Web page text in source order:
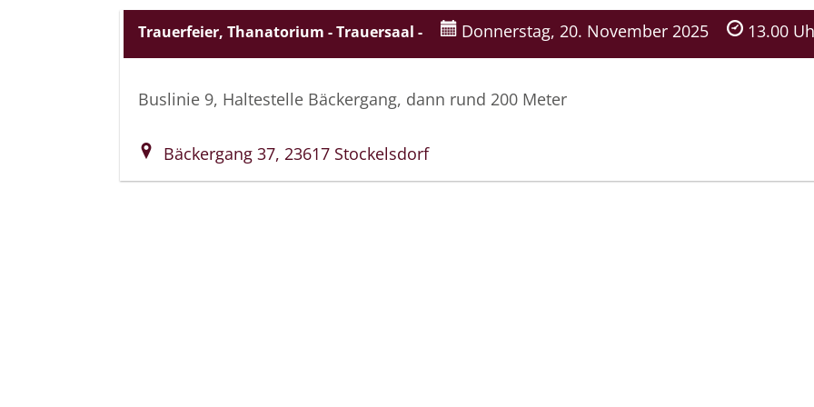
Trauerfeier, Thanatorium - Trauersaal - Donnerstag, 20. November 2025 13.00
Buslinie 9, Haltestelle Bäckergang, dann rund 200 Meter
Bäckergang 37, 23617 Stockelsdorf